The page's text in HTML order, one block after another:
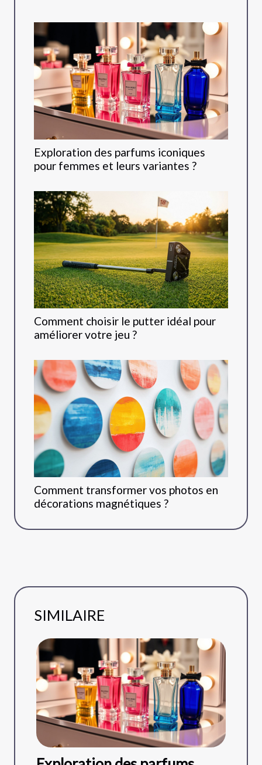
Exploration des parfums iconiques
pour femmes et leurs variantes ?
Comment choisir le putter idéal pour
améliorer votre jeu ?
Comment transformer vos photos en
décorations magnétiques ?
SIMILAIRE